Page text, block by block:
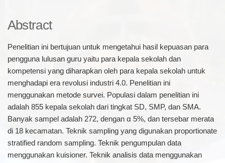
Abstract
Penelitian ini bertujuan untuk mengetahui hasil kepuasan para
pengguna lulusan guru yaitu para kepala sekolah dan
kompetensi yang diharapkan oleh para kepala sekolah untuk
menghadapi era revolusi industri 4.0. Penelitian ini
menggunakan metode survei. Populasi dalam penelitian ini
adalah 855 kepala sekolah dari tingkat SD, SMP, dan SMA.
Banyak sampel adalah 272, dengan α 5%, dan tersebar merata
di 18 kecamatan. Teknik sampling yang digunakan proportionate
stratified random sampling. Teknik pengumpulan data
menggunakan kuisioner. Teknik analisis data menggunakan